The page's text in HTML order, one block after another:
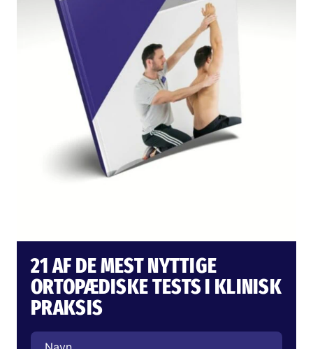
21 AF DE MEST NYTTIGE
ORTOPÆDISKE TESTS I KLINISK
PRAKSIS